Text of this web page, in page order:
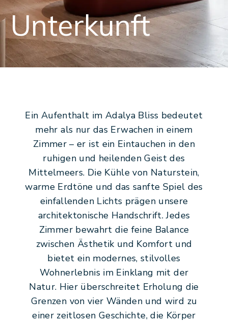
Unterkunft
Ein Aufenthalt im Adalya Bliss bedeutet
mehr als nur das Erwachen in einem
Zimmer – er ist ein Eintauchen in den
ruhigen und heilenden Geist des
Mittelmeers. Die Kühle von Naturstein,
warme Erdtöne und das sanfte Spiel des
einfallenden Lichts prägen unsere
architektonische Handschrift. Jedes
Zimmer bewahrt die feine Balance
zwischen Ästhetik und Komfort und
bietet ein modernes, stilvolles
Wohnerlebnis im Einklang mit der
Natur. Hier überschreitet Erholung die
Grenzen von vier Wänden und wird zu
einer zeitlosen Geschichte, die Körper